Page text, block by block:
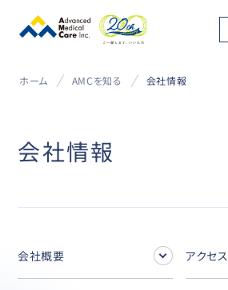
ホーム AMCを知る 会社情報
会社情報
会社概要 アクセス